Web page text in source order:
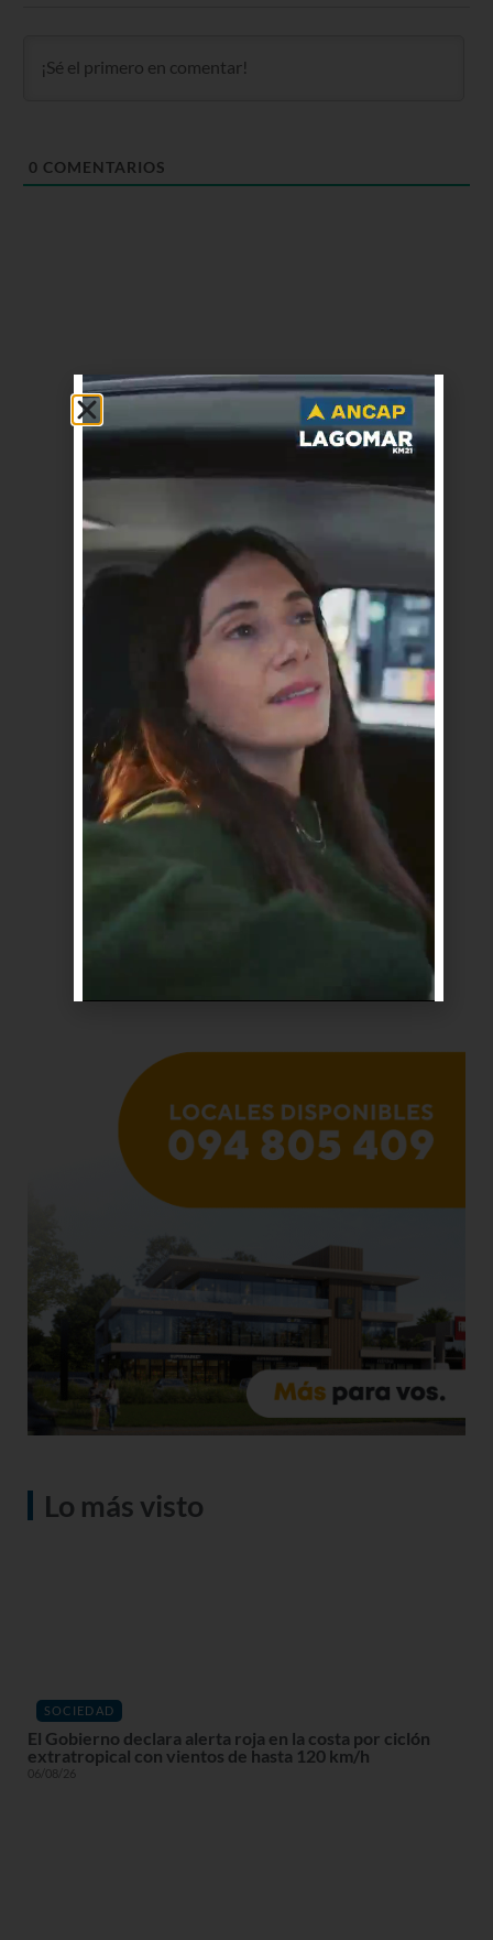
0 COMENTARIOS
Lo más visto
SOCIEDAD
El Gobierno declara alerta roja en la costa por ciclón
extratropical con vientos de hasta 120 km/h
06/08/26